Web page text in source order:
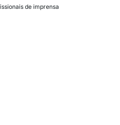
de imprensa